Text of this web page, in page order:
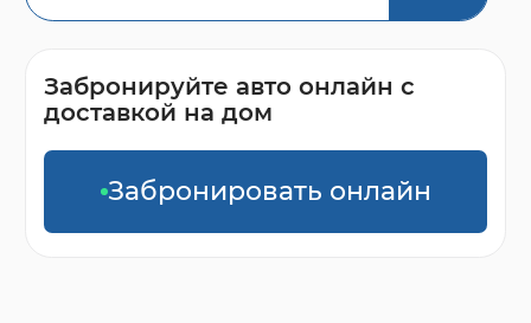
Забронируйте авто онлайн с
доставкой на дом
Забронировать онлайн